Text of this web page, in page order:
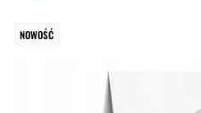
NOWOŚĆ